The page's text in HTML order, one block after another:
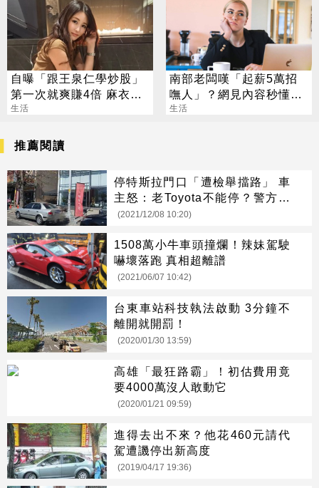
自曝「跟王泉仁學炒股」
第一次就爽賺4倍 麻衣：
感謝指導
生活
南部老闆嘆「起薪5萬招
嘸人」？網見內容秒懂：
太看不起人
生活
推薦閱讀
停特斯拉門口「遭檢舉擋路」 車
主怒：老Toyota不能停？警方回
應了
(2021/12/08 10:20)
1508萬小牛車頭撞爛！辣妹駕駛
嚇壞落跑 真相超離譜
(2021/06/07 10:42)
台東車站科技執法啟動 3分鐘不
離開就開罰！
(2020/01/30 13:59)
高雄「最狂路霸」！初估費用竟
要4000萬沒人敢動它
(2020/01/21 09:59)
進得去出不來？他花460元請代
駕遭譏停出新高度
(2019/04/17 19:36)